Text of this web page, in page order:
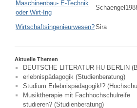
Maschinenbau- E-Technik
oder Wirt-Ing
Wirtschaftsingenieurwesen?Sira
Aktuelle Themen
DEUTSCHE LITERATUR HU BERLIN
erlebnispädagogik (Studienberatung)
Studium Erlebnispädagogik!?
Musiktherapie mit Fachhochschulreife
studieren? (Studienberatung)